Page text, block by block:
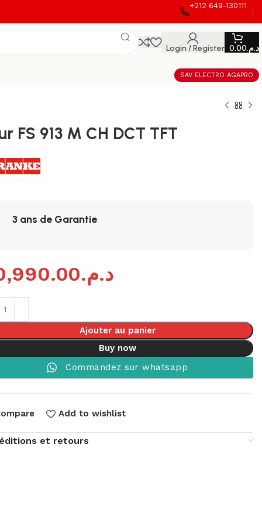
+212 649-130111
Login / Register د.م.0.00
SAV ELECTRO AGAPRO
FS 913 M CH DCT TFT
3 ans de Garantie
د.م.
Ajouter au panier
Buy now
Commandez sur whatsapp
Add to wishlist
et retours